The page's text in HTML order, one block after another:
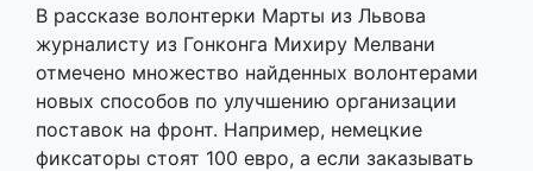
В рассказе волонтерки Марты из Львова
журналисту из Гонконга Михиру Мелвани
отмечено множество найденных волонтерами
новых способов по улучшению организации
поставок на фронт. Например, немецкие
фиксаторы стоят 100 евро, а если заказывать